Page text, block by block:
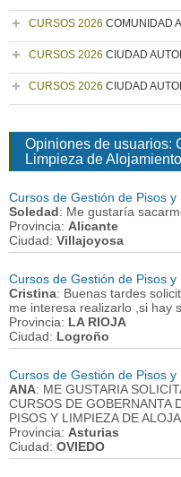
CURSOS 2026 COMUNIDAD
CURSOS 2026 CIUDAD
CURSOS 2026 CIUDAD
Opiniones de usuarios:
Limpieza de
Cursos de Gestión de Pisos
Soledad: Me gustaría
Provincia: Alicante
Ciudad: Villajoyosa
Cursos de Gestión de Pisos
Cristina: Buenas tardes
me interesa realizarlo ,si hay
Provincia: LA RIOJA
Ciudad: Logroño
Cursos de Gestión de Pisos
ANA: ME GUSTARIA
CURSOS DE GOBERNANTA
PISOS Y LIMPIEZA DE
Provincia: Asturias
Ciudad: OVIEDO